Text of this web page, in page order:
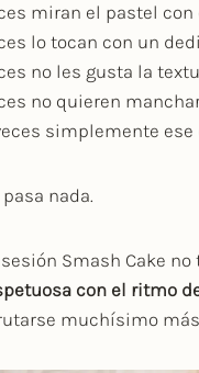
miran el pastel con
lo tocan con un
no les gusta la
no quieren
simplemente ese
pasa nada.
Smash Cake
con el ritmo
muchísimo